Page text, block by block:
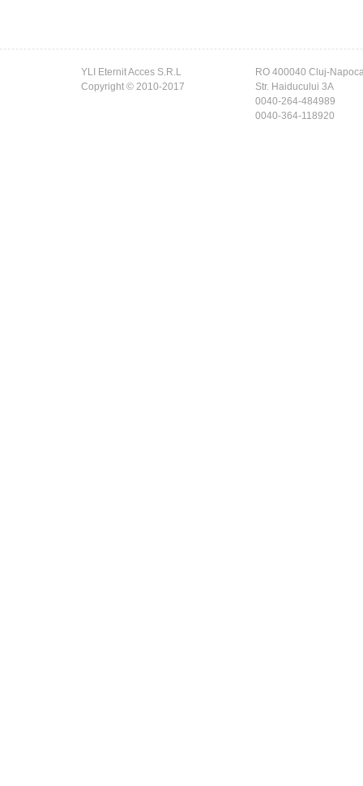
YLI Eternit Acces S.R.L
Copyright © 2010-2017
RO 400040 Cluj-
Str. Haiducului 3A
0040-264-484989
0040-364-118920